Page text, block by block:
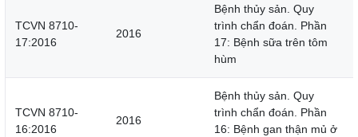
TCVN 8710-
17:2016
2016
Bệnh thủy sản. Quy
trình chẩn đoán. Phần
17: Bệnh sữa trên tôm
hùm
TCVN 8710-
16:2016
2016
Bệnh thủy sản. Quy
trình chẩn đoán. Phần
16: Bệnh gan thận mủ ở